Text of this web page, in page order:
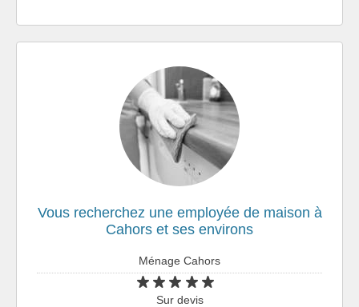
Vous recherchez une employée de maison à
Cahors et ses environs
Ménage Cahors
Sur devis